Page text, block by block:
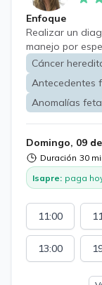
Enfoque
Realizar un
manejo por
Es una
seguimiento y
edades. Se
pertinente.
Cáncer
Antecedentes
Anomalías
Domingo, 09
Duración 30
Isapre: paga
11:00
13:00